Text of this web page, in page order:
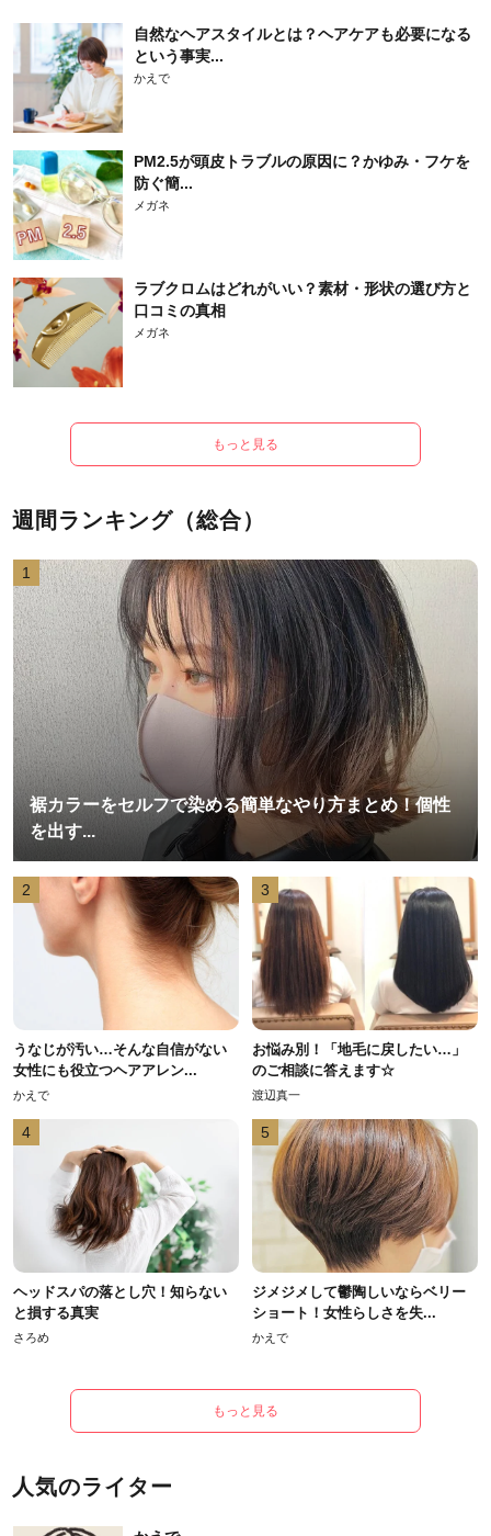
自然なヘアスタイルとは？ヘアケアも必要になる
という事実...
かえで
PM2.5が頭皮トラブルの原因に？かゆみ・フケを
防ぐ簡...
メガネ
ラブクロムはどれがいい？素材・形状の選び方と
口コミの真相
メガネ
もっと見る
週間ランキング（総合）
1
裾カラーをセルフで染める簡単なやり方まとめ！個性
を出す...
2
うなじが汚い…そんな自信がない
女性にも役立つヘアアレン...
かえで
3
お悩み別！「地毛に戻したい…」
のご相談に答えます☆
渡辺真一
4
ヘッドスパの落とし穴！知らない
と損する真実
さろめ
5
ジメジメして鬱陶しいならベリー
ショート！女性らしさを失...
かえで
もっと見る
人気のライター